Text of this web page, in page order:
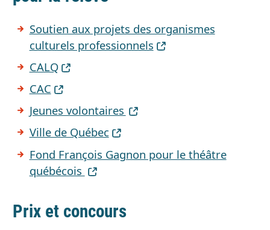
Soutien aux projets des organismes
culturels professionnels
CALQ
CAC
Jeunes volontaires
Ville de Québec
Fond François Gagnon pour le théâtre
québécois
Prix et concours